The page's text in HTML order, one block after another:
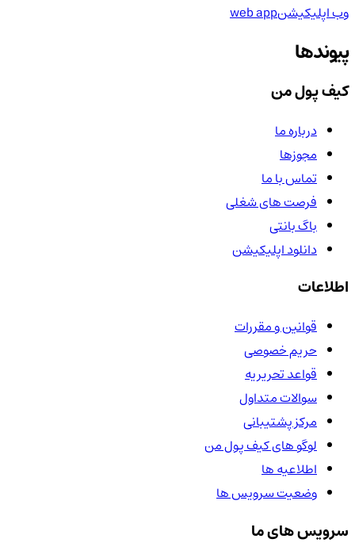
وب اپلیکیشنweb app
پیوندها
کیف پول من
درباره ما
مجوزها
تماس با ما
فرصت های شغلی
باگ بانتی
دانلود اپلیکیشن
اطلاعات
قوانین و مقررات
حریم خصوصی
قواعد تحریریه
سوالات متداول
مرکز پشتیبانی
لوگو های کیف پول من
اطلاعیه ها
وضعیت سرویس ها
سرویس های ما